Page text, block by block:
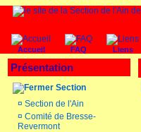
Accueil FAQ Liens
Présentation
Section
¤ Section de l'Ain
¤ Comité de Bresse-
Revermont